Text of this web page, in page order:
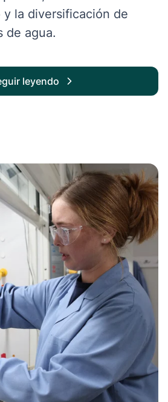
y la diversificación de
de agua.
leyendo